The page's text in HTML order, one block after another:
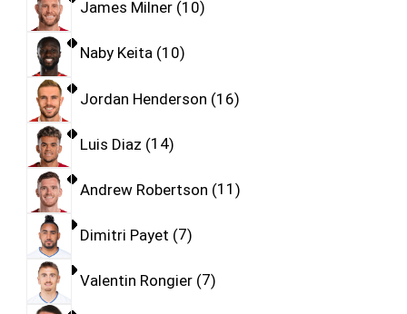
James Milner 10
Naby Keita 10
Jordan Henderson 16
Luis Diaz 14
Andrew Robertson 11
Dimitri Payet 7
Valentin Rongier 7